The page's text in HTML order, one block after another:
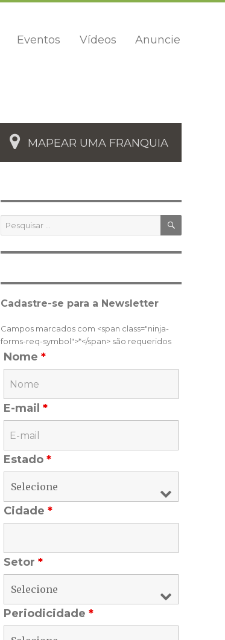
Eventos Vídeos Anuncie
MAPEAR UMA FRANQUIA
Pesquisar
por:
Cadastre-se para a Newsletter
Campos marcados com <span class="ninja-
forms-req-symbol">*</span> são requeridos
Nome *
E-mail *
Estado *
Cidade *
Setor *
Periodicidade *